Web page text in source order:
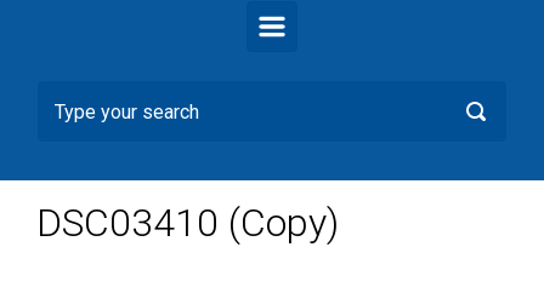
DSC03410 (Copy)